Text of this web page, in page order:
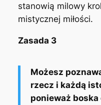
stanowią milowy
mistycznej miłości.
Zasada 3
Możesz
rzecz i każdą
ponieważ